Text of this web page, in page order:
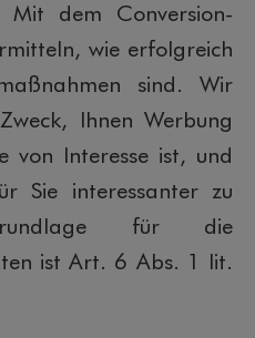
Mit dem Conversion-
wie erfolgreich
sind. Wir
Ihnen Werbung
von Interesse ist, und
Sie interessanter zu
für die
ist Art. 6 Abs. 1 lit.